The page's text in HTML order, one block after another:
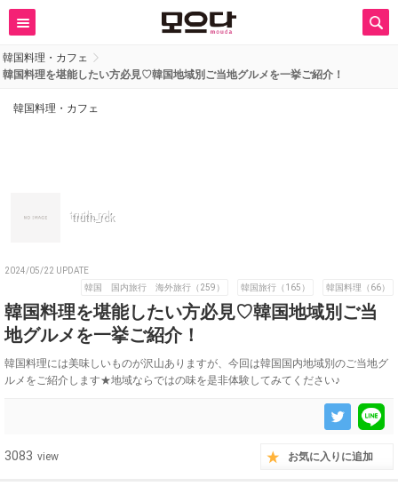
韓国料理・カフェ
韓国料理を堪能したい方必見♡韓国地域別ご当地グルメを一挙ご紹介！
韓国料理・カフェ
truth_rok
2024/05/22 UPDATE
韓国 国内旅行 海外旅行（259）
韓国旅行（165） 韓国料理（66）
韓国料理を堪能したい方必見♡韓国地域別ご当
地グルメを一挙ご紹介！
韓国料理には美味しいものが沢山ありますが、今回は韓国国内地域別のご当地グ
ルメをご紹介します★地域ならではの味を是非体験してみてください♪
3083 view お気に入りに追加